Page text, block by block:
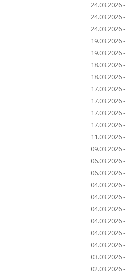
24.03.2026-
24.03.2026-
24.03.2026-
19.03.2026-
19.03.2026-
18.03.2026-
18.03.2026-
17.03.2026-
17.03.2026-
17.03.2026-
17.03.2026-
11.03.2026-
09.03.2026-
06.03.2026-
06.03.2026-
04.03.2026-
04.03.2026-
04.03.2026-
04.03.2026-
04.03.2026-
04.03.2026-
03.03.2026-
02.03.2026-